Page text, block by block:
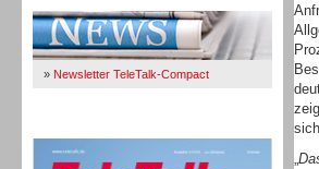
» Newsletter TeleTalk-Compact
„